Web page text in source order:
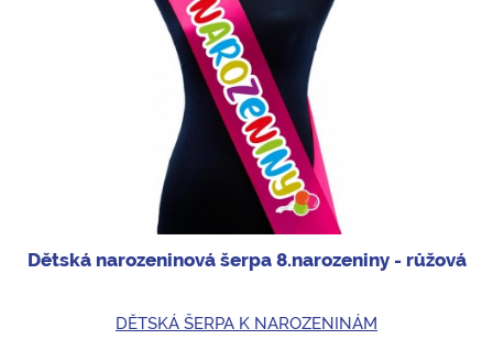
Dětská narozeninová šerpa 8.narozeniny - růžová
DĚTSKÁ ŠERPA K NAROZENINÁM